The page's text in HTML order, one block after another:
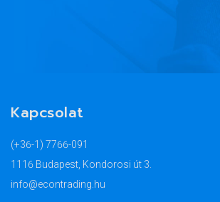
Kapcsolat
(+36-1) 7766-091
1116 Budapest, Kondorosi út 3.
info@econtrading.hu